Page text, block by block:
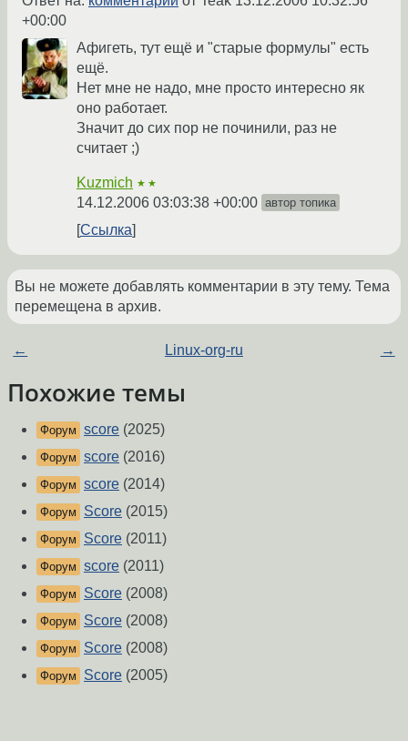
+00:00
Афигеть, тут ещё и "старые формулы" есть
ещё.
Нет мне не надо, мне просто интересно як
оно работает.
Значит до сих пор не починили, раз не
считает ;)
Kuzmich ★★
14.12.2006 03:03:38 +00:00 автор топика
Ссылка
Вы не можете добавлять комментарии в эту тему. Тема
перемещена в архив.
← Linux-org-ru →
Похожие темы
Форум score (2025)
Форум score (2016)
Форум score (2014)
Форум Score (2015)
Форум Score (2011)
Форум score (2011)
Форум Score (2008)
Форум Score (2008)
Форум Score (2008)
Форум Score (2005)